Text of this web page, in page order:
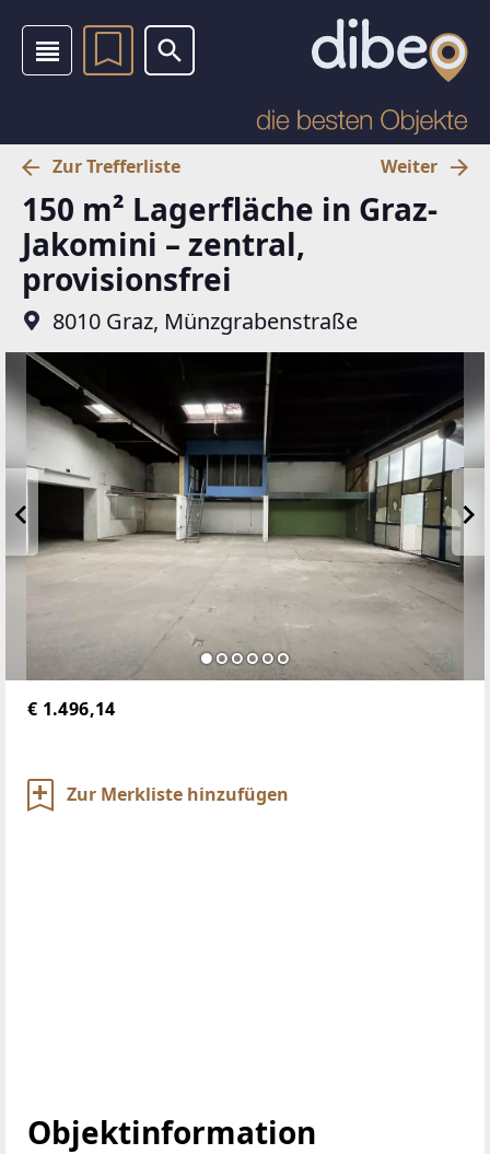
Zur Trefferliste Weiter
150 m² Lagerfläche in Graz-
Jakomini – zentral,
provisionsfrei
8010 Graz, Münzgrabenstraße
€ 1.496,14
Zur Merkliste hinzufügen
Objektinformation